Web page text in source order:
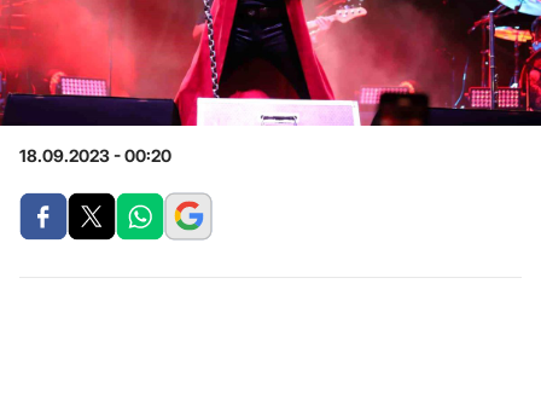
18.09.2023 - 00:20